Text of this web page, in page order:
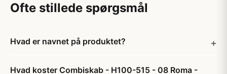
Ofte stillede spørgsmål
Hvad er navnet på produktet?
Hvad koster Combiskab - H100-515 - 08 Roma -